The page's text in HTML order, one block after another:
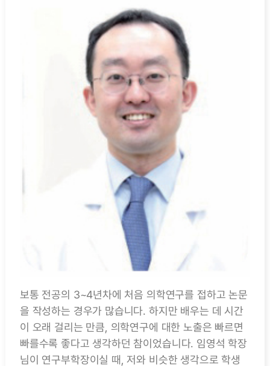
보통 전공의 3~4년차에 처음 의학연구를 접하고 논문
을 작성하는 경우가 많습니다. 하지만 배우는 데 시간
이 오래 걸리는 만큼, 의학연구에 대한 노출은 빠르면
빠를수록 좋다고 생각하던 참이었습니다. 임영석 학장
님이 연구부학장이실 때, 저와 비슷한 생각으로 학생